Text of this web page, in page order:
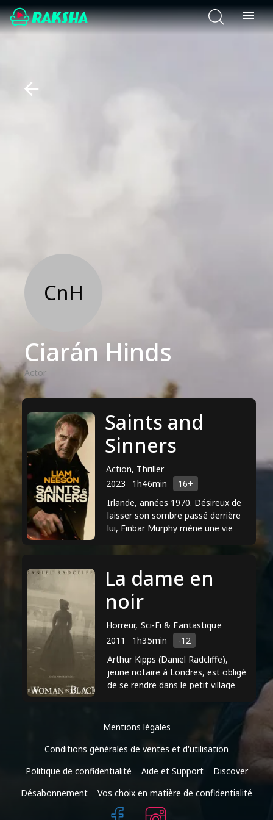
CnH
Ciarán Hinds
Actor
Saints and
Sinners
Action, Thriller
2023
1h46min
16+
Irlande, années 1970. Désireux de
laisser son sombre passé derrière
lui, Finbar Murphy mène une vie
de Glencolmcille, ...
La dame en
noir
Horreur, Sci-Fi & Fantastique
2011
1h35min
-12
Arthur Kipps (Daniel Radcliffe),
jeune notaire à Londres, est obligé
de se rendre dans le petit village
Mentions légales
Conditions générales de ventes et d'utilisation
Politique de confidentialité
Aide et Support
Discover
Désabonnement
Vos choix en matière de confidentialité